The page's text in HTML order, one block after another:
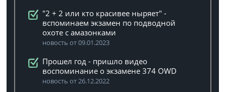
"2 + 2 или кто красивее ныряет" -
вспоминаем экзамен по подводной
охоте с амазонками
новость от 09.01.2023
Прошел год - пришло видео
воспоминание о экзамене 374 OWD
новость от 26.12.2022